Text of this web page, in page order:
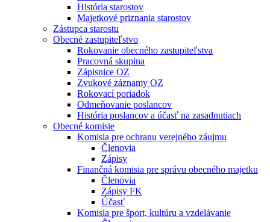
História starostov
Majetkové priznania starostov
Zástupca starostu
Obecné zastupiteľstvo
Rokovanie obecného zastupiteľstva
Pracovná skupina
Zápisnice OZ
Zvukové záznamy OZ
Rokovací poriadok
Odmeňovanie poslancov
História poslancov a účasť na zasadnutiach
Obecné komisie
Komisia pre ochranu verejného záujmu
Členovia
Zápisy
Finančná komisia pre správu obecného majetku
Členovia
Zápisy FK
Účasť
Komisia pre šport, kultúru a vzdelávanie